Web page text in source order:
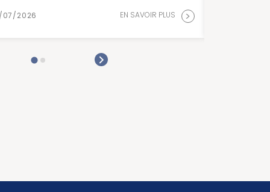
> 15/07/2026